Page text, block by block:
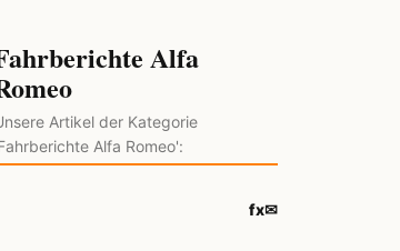
Alfa
Artikel der Kategorie
Alfa Romeo':
fx✉